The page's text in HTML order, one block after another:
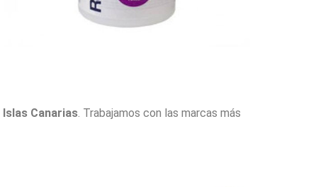
Islas Canarias. Trabajamos con las marcas más